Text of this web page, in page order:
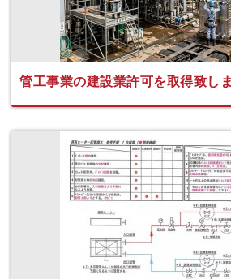
管工事業の建設業許可を取得致し